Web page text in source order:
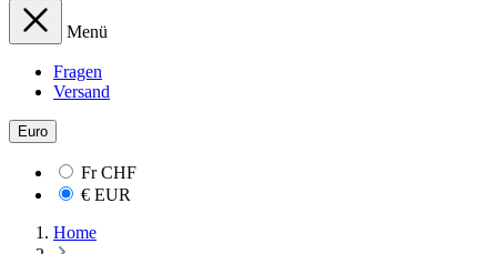
Menü
Fragen
Versand
Euro
FrCHF
€ EUR
Home